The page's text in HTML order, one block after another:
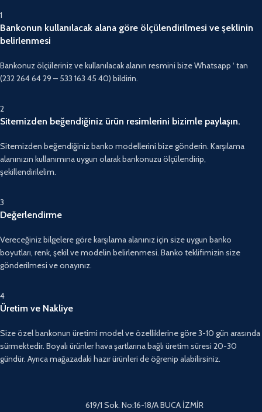
1
Bankonun kullanılacak alana göre ölçülendirilmesi ve şeklinin
belirlenmesi
Bankonuz ölçüleriniz ve kullanılacak alanın resmini bize Whatsapp ‘ tan
(232 264 64 29 – 533 163 45 40) bildirin.
2
Sitemizden beğendiğiniz ürün resimlerini bizimle paylaşın.
Sitemizden beğendiğiniz banko modellerini bize gönderin. Karşılama
alanınızın kullanımına uygun olarak bankonuzu ölçülendirip,
şekillendirilelim.
3
Değerlendirme
Vereceğiniz bilgelere göre karşılama alanınız için size uygun banko
boyutları, renk, şekil ve modelin belirlenmesi. Banko teklifimizin size
gönderilmesi ve onayınız.
4
Üretim ve Nakliye
Size özel bankonun üretimi model ve özelliklerine göre 3-10 gün arasında
sürmektedir. Boyalı ürünler hava şartlarına bağlı üretim süresi 20-30
gündür. Ayrıca mağazadaki hazır ürünleri de öğrenip alabilirsiniz.
619/1 Sok. No:16-18/A BUCA İZMİR